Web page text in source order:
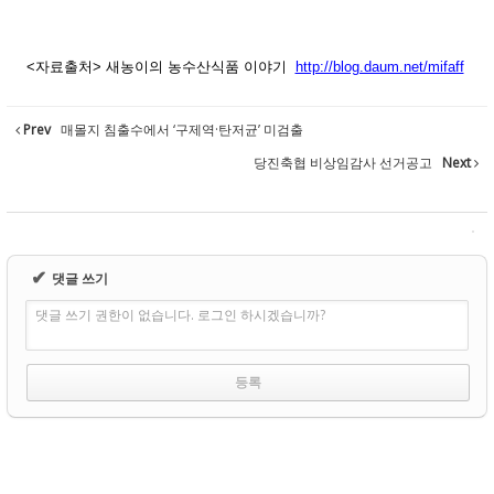
<자료출처> 새농이의 농수산식품 이야기 http://blog.daum.net/mifaff
Prev 매몰지 침출수에서 ‘구제역·탄저균’ 미검출
당진축협 비상임감사 선거공고
Next
✔ 댓글 쓰기
댓글 쓰기 권한이 없습니다. 로그인 하시겠습니까?